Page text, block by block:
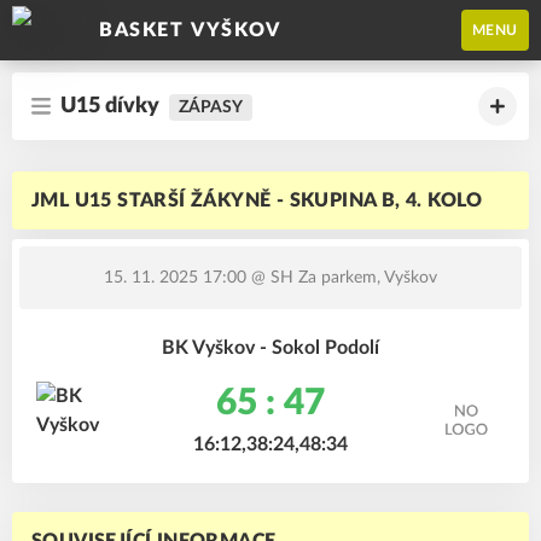
BASKET VYŠKOV MENU
U15 dívky ZÁPASY
JML U15 STARŠÍ ŽÁKYNĚ - SKUPINA B, 4. KOLO
15. 11. 2025 17:00 @ SH Za parkem, Vyškov
BK Vyškov - Sokol Podolí
65 : 47
16:12,38:24,48:34